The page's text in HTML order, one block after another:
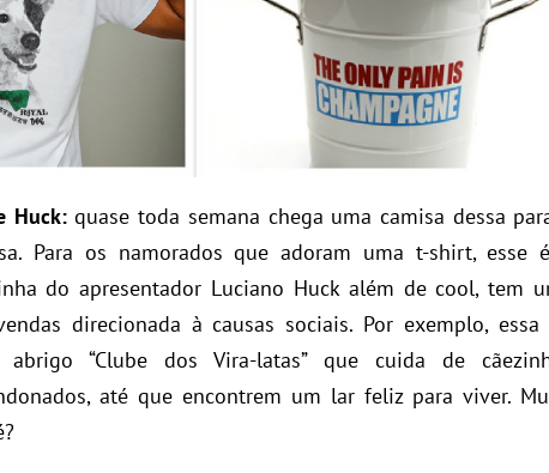
Huck:quase toda semana chega uma camisa dessa
Para os namorados que adoram uma t-shirt, esse
do apresentador Luciano Huck além de cool, tem
direcionada à causas sociais. Por exemplo, essa
“Clube dos Vira-latas” que cuida de
até que encontrem um lar feliz para viver.